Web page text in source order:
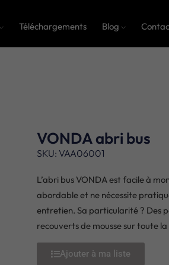
Téléchargements Blog
VONDA abri bus
SKU: VAA06001
L’abri bus VONDA est facile à
abordable et ne nécessite
entretien. Sa particularité ? Des
recouverts de mousse sur toute
Ajouter à ma liste